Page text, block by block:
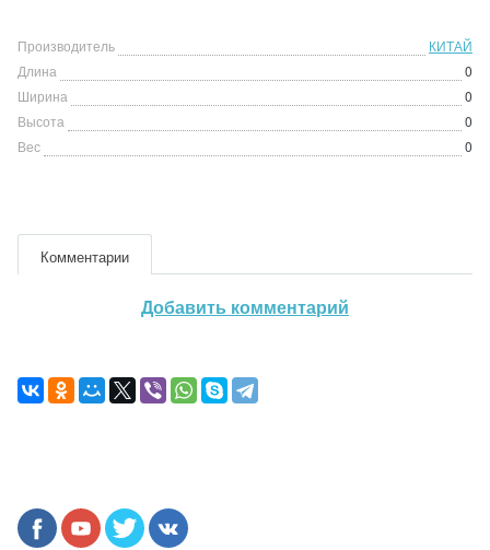
Производитель
КИТАЙ
Длина
0
Ширина
0
Высота
0
Вес
0
Комментарии
Добавить комментарий